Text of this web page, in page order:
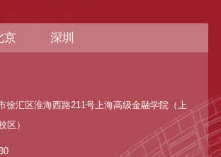
京 深圳
徐汇区淮海西路211号上海高级金融学院（上
区）